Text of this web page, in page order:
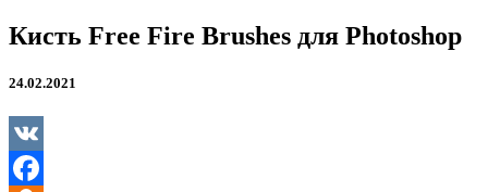
Кисть
Free
Brushes
Photoshop
Кисть Free Fire Brushes для Photoshop
24.02.2021
VK